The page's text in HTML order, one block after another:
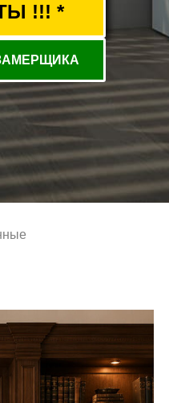
!!! *